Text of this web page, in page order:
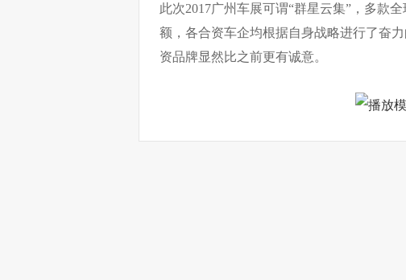
此次2017广州车展可谓“群星云集”，多款
额，各合资车企均根据自身战略进行了奋
资品牌显然比之前更有诚意。